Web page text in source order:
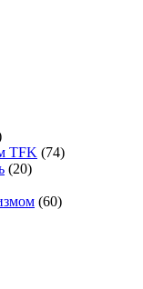
TFK (74)
(20)
(60)